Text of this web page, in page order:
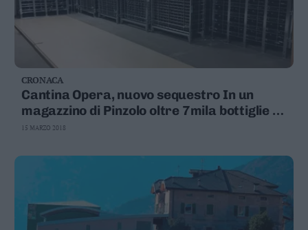
CRONACA
Cantina Opera, nuovo sequestro In un
magazzino di Pinzolo oltre 7mila bottiglie di
spumante
15 MARZO 2018